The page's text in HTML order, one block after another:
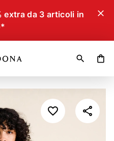
extra da 3 articoli in
close
search shopping_bag